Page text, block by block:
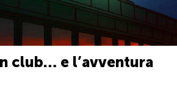
club… e l’avventura